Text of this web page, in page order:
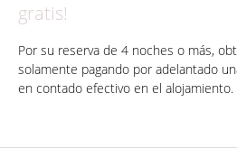
gratis!
Por su reserva de 4 noches o más,
solamente pagando por adelantado
en contado efectivo en el alojamiento.